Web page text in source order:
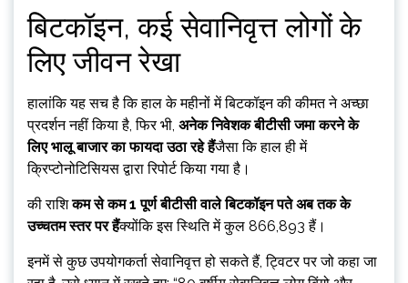
बिटकॉइन, कई सेवानिवृत्त लोगों के
लिए जीवन रेखा
हालांकि यह सच है कि हाल के महीनों में बिटकॉइन की कीमत ने अच्छा
प्रदर्शन नहीं किया है, फिर भी, अनेक निवेशक बीटीसी जमा करने के
लिए भालू बाजार का फायदा उठा रहे हैंजैसा कि हाल ही में
क्रिप्टोनोटिसियस द्वारा रिपोर्ट किया गया है।
की राशिकम से कम 1 पूर्ण बीटीसी वाले बिटकॉइन पते अब तक के
उच्चतम स्तर पर हैंक्योंकि इस स्थिति में कुल 866,893 हैं।
इनमें से कुछ उपयोगकर्ता सेवानिवृत्त हो सकते हैं, ट्विटर पर जो कहा जा